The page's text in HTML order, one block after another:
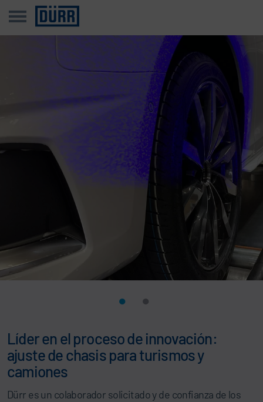
Líder en el proceso de innovación:
ajuste de chasis para turismos y
camiones
Dürr es un colaborador solicitado y de confianza de los